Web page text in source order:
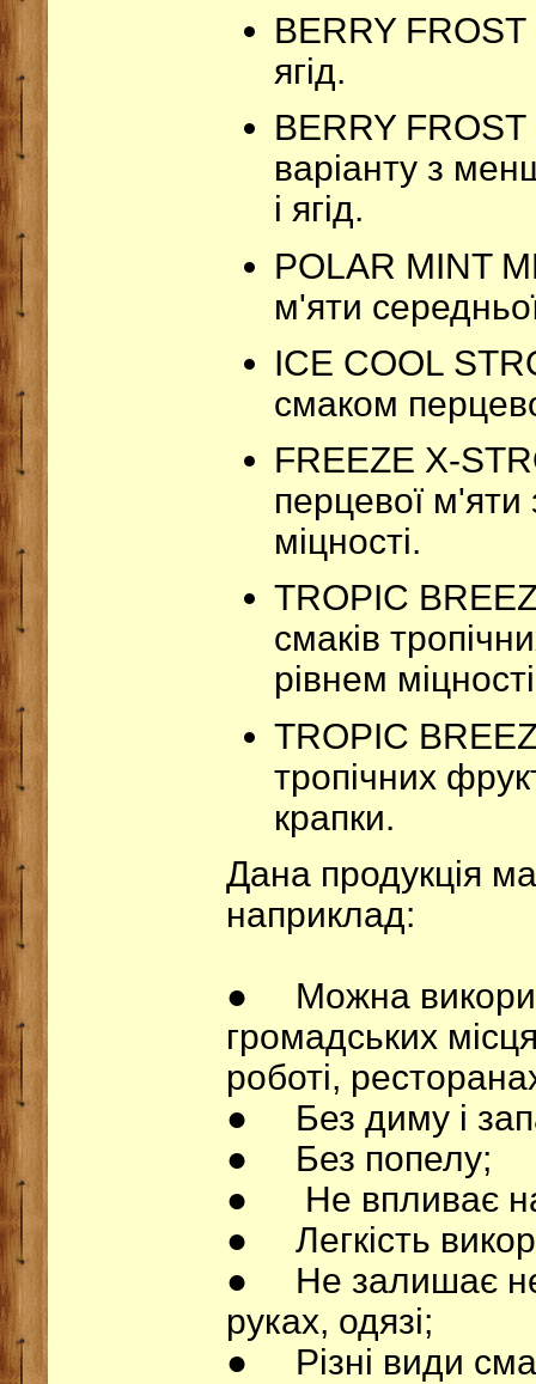
BERRY FROST
ягід.
BERRY FROST
варіанту з
і ягід.
POLAR MINT
м'яти
ICE COOL
смаком
FREEZE X-
перцевої
міцності.
TROPIC
смаків
рівнем
TROPIC
тропічних
крапки.
Дана продукція
наприклад:
● Можна
громадських
роботі,
● Без диму і
● Без попелу;
● Не впливає на
● Легкість
● Не залишає
руках, одязі;
● Різні види